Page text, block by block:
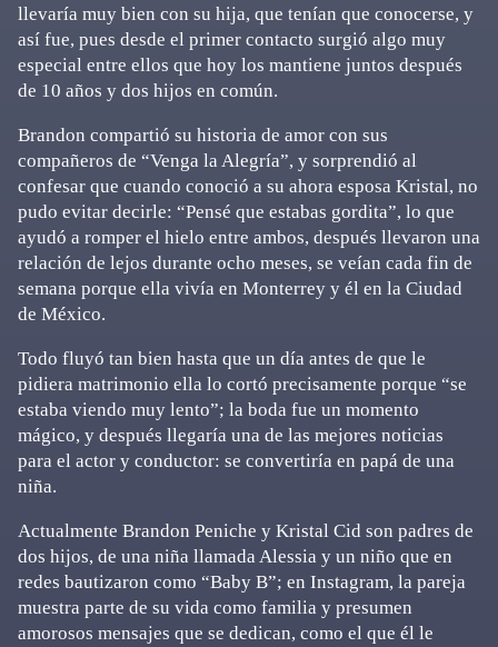
llevaría muy bien con su hija, que tenían que conocerse, y
así fue, pues desde el primer contacto surgió algo muy
especial entre ellos que hoy los mantiene juntos después
de 10 años y dos hijos en común.
Brandon compartió su historia de amor con sus
compañeros de “Venga la Alegría”, y sorprendió al
confesar que cuando conoció a su ahora esposa Kristal, no
pudo evitar decirle: “Pensé que estabas gordita”, lo que
ayudó a romper el hielo entre ambos, después llevaron una
relación de lejos durante ocho meses, se veían cada fin de
semana porque ella vivía en Monterrey y él en la Ciudad
de México.
Todo fluyó tan bien hasta que un día antes de que le
pidiera matrimonio ella lo cortó precisamente porque “se
estaba viendo muy lento”; la boda fue un momento
mágico, y después llegaría una de las mejores noticias
para el actor y conductor: se convertiría en papá de una
niña.
Actualmente Brandon Peniche y Kristal Cid son padres de
dos hijos, de una niña llamada Alessia y un niño que en
redes bautizaron como “Baby B”; en Instagram, la pareja
muestra parte de su vida como familia y presumen
amorosos mensajes que se dedican, como el que él le